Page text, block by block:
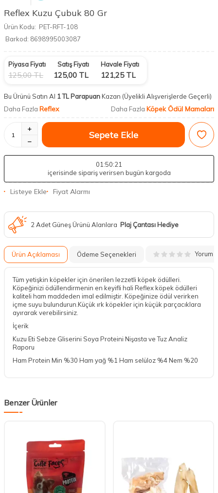
Reflex Kuzu Çubuk 80 Gr
Ürün Kodu: PET-RFT-108
Barkod: 8698995003087
Piyasa Fiyatı
125,00TL
Satış Fiyatı
125,00 TL
Havale Fiyatı
121,25TL
Bu Ürünü Satın Al 1 TL ParapuanKazan (Üyelikli Alışverişlerde Geçerli)
Daha Fazla Reflex Daha Fazla Köpek Ödül Mamaları
Sepete Ekle
01 :50:20
içerisinde sipariş verirsen bugün kargoda
Listeye Ekle Fiyat Alarmı
2 Adet Güneş Ürünü Alanlara Plaj Çantası Hediye
Ürün Açıklaması Ödeme Seçenekleri Yorum
Tüm yetişkin köpekler için önerilen lezzetli köpek ödülleri.
Köpeğinizi ödüllendirmenin en keyifli hali Reflex köpek ödülleri
kaliteli ham maddeden imal edilmiştir. Köpeğinize ödül verirken
içme suyu bulundurun.Küçük ırk köpekler için küçük parçacıklara
ayırarak verebilirsiniz.
İçerik
Kuzu Eti Sebze Gliserini Soya Proteini Nişasta ve Tuz Analiz
Raporu
Ham Protein Min %30 Ham yağ %1 Ham selüloz %4 Nem %20
Benzer Ürünler